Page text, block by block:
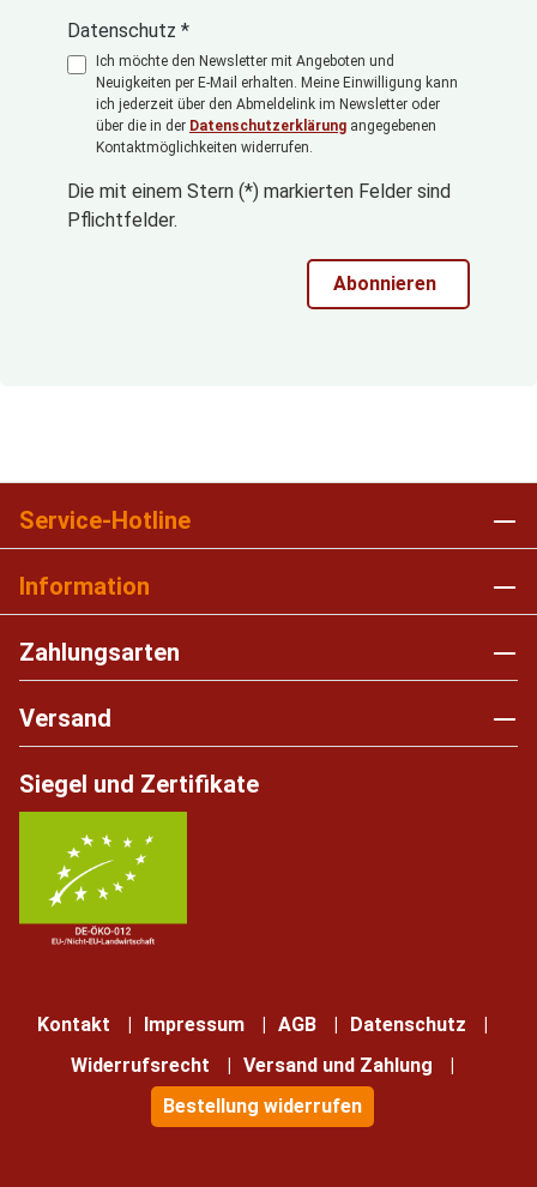
Datenschutz *
Ich möchte den Newsletter mit Angeboten und
Neuigkeiten per E-Mail erhalten. Meine Einwilligung kann
ich jederzeit über den Abmeldelink im Newsletter oder
über die in der Datenschutzerklärung angegebenen
Kontaktmöglichkeiten widerrufen.
Die mit einem Stern (*) markierten Felder sind
Pflichtfelder.
Abonnieren
Service-Hotline
Information
Zahlungsarten
Versand
Siegel und Zertifikate
Kontakt Impressum AGB
Datenschutz
Widerrufsrecht
Versand und Zahlung
Bestellung widerrufen